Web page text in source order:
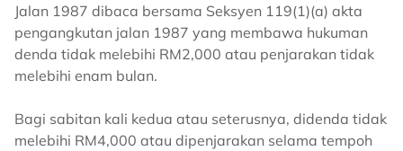
Jalan 1987 dibaca bersama Seksyen 119(1)(a) akta
pengangkutan jalan 1987 yang membawa hukuman
denda tidak melebihi RM2,000 atau penjarakan tidak
melebihi enam bulan.
Bagi sabitan kali kedua atau seterusnya, didenda tidak
melebihi RM4,000 atau dipenjarakan selama tempoh